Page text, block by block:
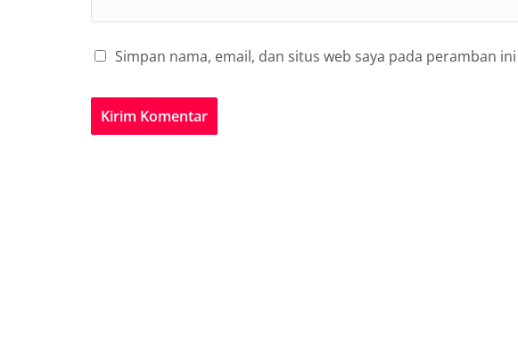
Simpan nama, email, dan situs web saya pada peramban